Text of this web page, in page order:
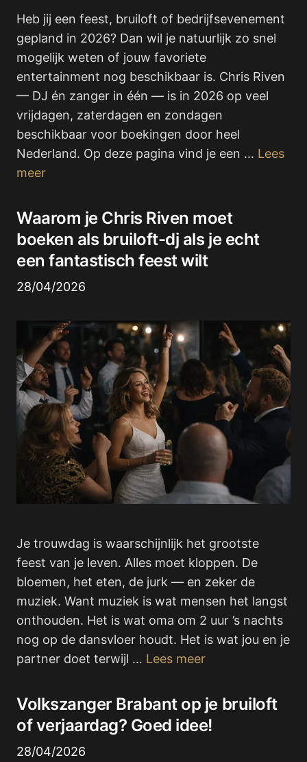
Heb jij een feest, bruiloft of bedrijfsevenement
gepland in 2026? Dan wil je natuurlijk zo snel
mogelijk weten of jouw favoriete
entertainment nog beschikbaar is. Chris Riven
— DJ én zanger in één — is in 2026 op veel
vrijdagen, zaterdagen en zondagen
beschikbaar voor boekingen door heel
Nederland. Op deze pagina vind je een … Lees
meer
Waarom je Chris Riven moet
boeken als bruiloft-dj als je echt
een fantastisch feest wilt
28/04/2026
Je trouwdag is waarschijnlijk het grootste
feest van je leven. Alles moet kloppen. De
bloemen, het eten, de jurk — en zeker de
muziek. Want muziek is wat mensen het langst
onthouden. Het is wat oma om 2 uur ’s nachts
nog op de dansvloer houdt. Het is wat jou en je
partner doet terwijl … Lees meer
Volkszanger Brabant op je bruiloft
of verjaardag? Goed idee!
28/04/2026